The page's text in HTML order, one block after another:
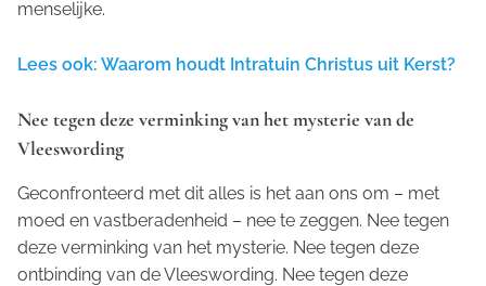
menselijke.
Lees ook: Waarom houdt Intratuin Christus uit Kerst?
Nee tegen deze verminking van het mysterie van de
Vleeswording
Geconfronteerd met dit alles is het aan ons om – met
moed en vastberadenheid – nee te zeggen. Nee tegen
deze verminking van het mysterie. Nee tegen deze
ontbinding van de Vleeswording. Nee tegen deze